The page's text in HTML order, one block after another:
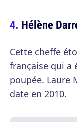
Hélène
Cette cheffe
française qui a
poupée. Laure
date en 2010.